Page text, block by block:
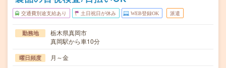
交通費別途支給あり 土日祝日が休み WEB登録OK 派遣
勤務地
栃木県真岡市
真岡駅から車10分
曜日頻度 月～金